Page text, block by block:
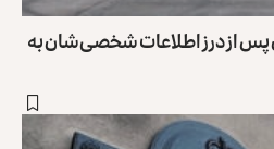
پس از درز اطلاعات شخصی‌شان به